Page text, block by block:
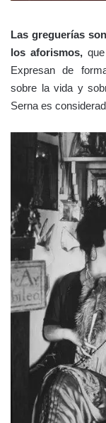
Las greguerías
los aforismos,
Expresan de
sobre la vida y
Serna es